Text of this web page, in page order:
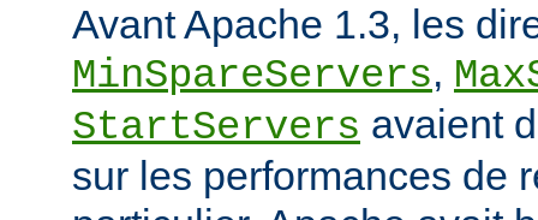
Avant Apache 1.3, les
MinSpareServers,
StartServers avaient
sur les performances de